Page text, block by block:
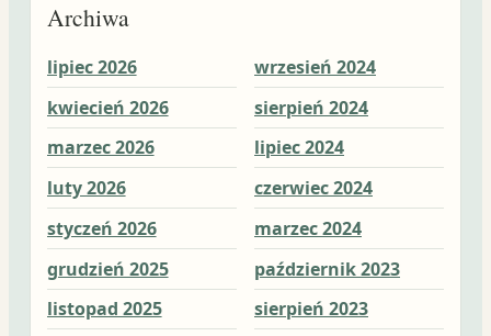
Archiwa
lipiec 2026
kwiecień 2026
marzec 2026
luty 2026
styczeń 2026
grudzień 2025
listopad 2025
wrzesień 2024
sierpień 2024
lipiec 2024
czerwiec 2024
marzec 2024
październik 2023
sierpień 2023